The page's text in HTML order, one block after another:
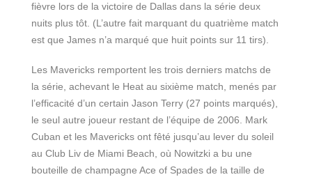
fièvre lors de la victoire de Dallas dans la série deux
nuits plus tôt. (L’autre fait marquant du quatrième match
est que James n’a marqué que huit points sur 11 tirs).
Les Mavericks remportent les trois derniers matchs de
la série, achevant le Heat au sixième match, menés par
l’efficacité d’un certain Jason Terry (27 points marqués),
le seul autre joueur restant de l’équipe de 2006. Mark
Cuban et les Mavericks ont fêté jusqu’au lever du soleil
au Club Liv de Miami Beach, où Nowitzki a bu une
bouteille de champagne Ace of Spades de la taille de